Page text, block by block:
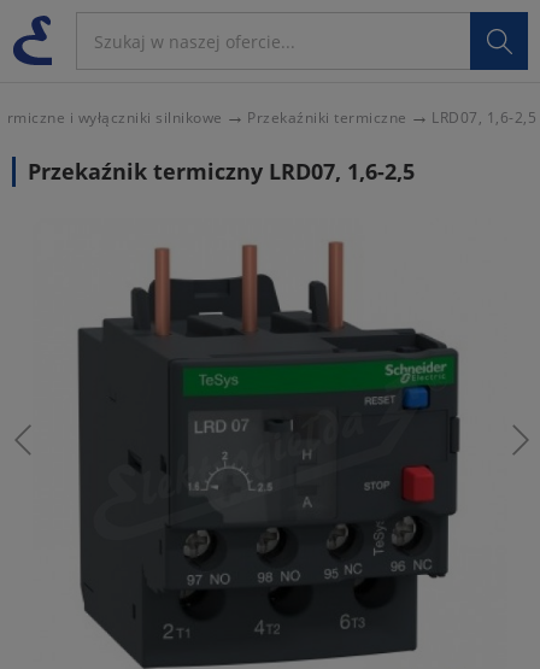

i wyłączniki silnikowe Przekaźniki termiczne LRD07, 1,6-2,5
Przekaźnik termiczny LRD07, 1,6-2,5